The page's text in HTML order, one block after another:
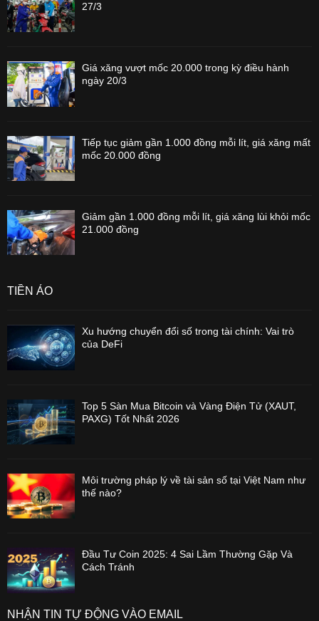
27/3
Giá xăng vượt mốc 20.000 trong kỳ điều hành
ngày 20/3
Tiếp tục giảm gần 1.000 đồng mỗi lít, giá xăng mất
mốc 20.000 đồng
Giảm gần 1.000 đồng mỗi lít, giá xăng lùi khỏi mốc
21.000 đồng
TIỀN ẢO
Xu hướng chuyển đổi số trong tài chính: Vai trò
của DeFi
Top 5 Sàn Mua Bitcoin và Vàng Điện Tử (XAUT,
PAXG) Tốt Nhất 2026
Môi trường pháp lý về tài sản số tại Việt Nam như
thế nào?
Đầu Tư Coin 2025: 4 Sai Lầm Thường Gặp Và
Cách Tránh
NHẬN TIN TỰ ĐỘNG VÀO EMAIL